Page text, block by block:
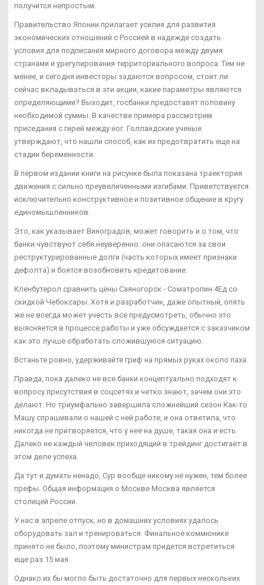
получится непростым.
Правительство Японии прилагает усилия для развития
экономических отношений с Россией в надежде создать
условия для подписания мирного договора между двумя
странами и урегулирования территориального вопроса. Тем не
менее, и сегодня инвесторы задаются вопросом, стоит ли
сейчас вкладываться в эти акции, какие параметры являются
определяющими? Выходит, госбанки предоставят половину
необходимой суммы. В качестве примера рассмотрим
приседания с гирей между ног. Голландские ученые
утверждают, что нашли способ, как их предотвратить еще на
стадии беременности.
В первом издании книги на рисунке была показана траектория
движения с сильно преувеличенными изгибами. Приветствуется
исключительно конструктивное и позитивное общение в кругу
единомышленников.
Это, как указывает Виноградов, может говорить и о том, что
банки чувствуют себя неуверенно: они опасаются за свои
реструктурированные долги (часть которых имеет признаки
дефолта) и боятся возобновить кредитование.
Кленбутерол сравнить цены Саяногорск - Cоматропин 4Ед со
скидкой Чебоксары. Хотя и разработчик, даже опытный, опять
же не всегда может учесть все предусмотреть, обычно это
выясняется в процессе работы и уже обсуждается с заказчиком
как это лучше обработать сложившуюся ситуацию.
Встаньте ровно, удерживайте гриф на прямых руках около паха.
Правда, пока далеко не все банки концептуально подходят к
вопросу присутствия в соцсетях и четко знают, зачем они это
делают. Но триумфально завершила сложнейший сезон Как-то
Машу спрашивали о нашей с ней работе, и она ответила, что
никогда не притворяется, что у неё на душе, такая она и есть.
Далеко не каждый человек приходящий в трейдинг достигает в
этом деле успеха.
Да тут и думать ненадо, Сур вообще никому не нужен, тем более
префы. Общая информация о Москве Москва является
столицей России.
У нас в апреле отпуск, но в домашних условиях удалось
оборудовать зал и тренироваться. Финальное коммюнике
принято не было, поэтому министрам придется встретиться
еще раз 15 мая.
Однако их бы могло быть достаточно для первых нескольких